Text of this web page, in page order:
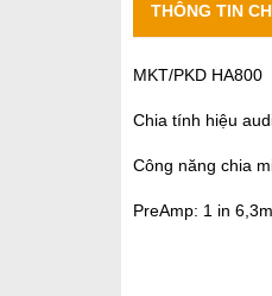
THÔNG TIN
MKT/PKD HA800
Chia tính hiệu
Công năng chia
PreAmp: 1 in